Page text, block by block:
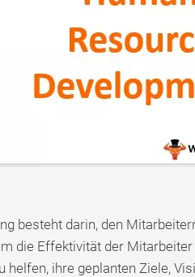
besteht darin, den
die Effektivität der
helfen, ihre geplanten Ziele,